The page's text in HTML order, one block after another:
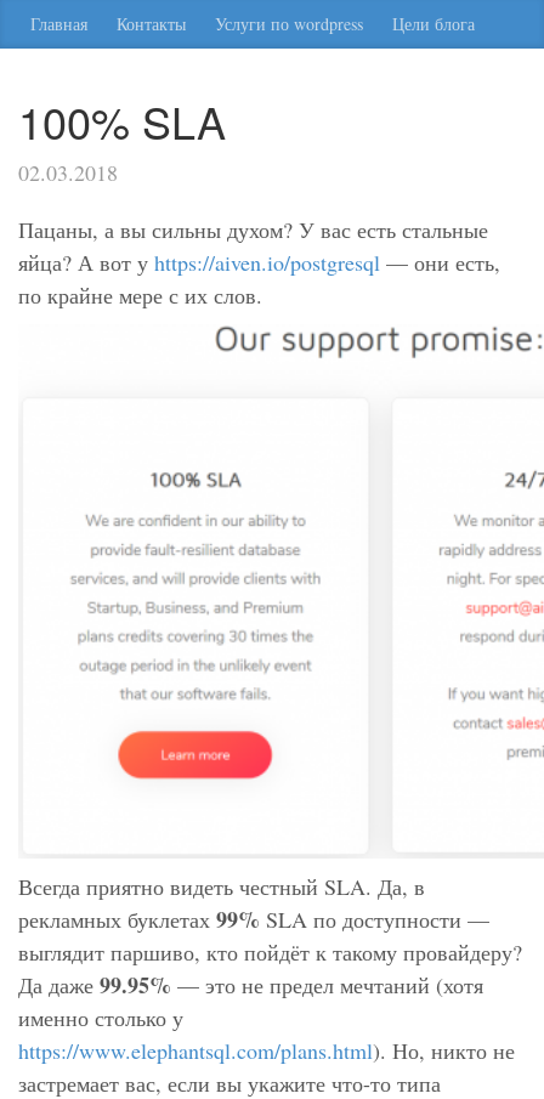
Главная Контакты Услуги по wordpress Цели блога
100% SLA
02.03.2018
Пацаны, а вы сильны духом? У вас есть стальные
яйца? А вот у https://aiven.io/postgresql — они есть,
по крайне мере с их слов.
Всегда приятно видеть честный SLA. Да, в
рекламных буклетах 99% SLA по доступности —
выглядит паршиво, кто пойдёт к такому провайдеру?
Да даже 99.95% — это не предел мечтаний (хотя
именно столько у
https://www.elephantsql.com/plans.html). Но, никто не
застремает вас, если вы укажите что-то типа